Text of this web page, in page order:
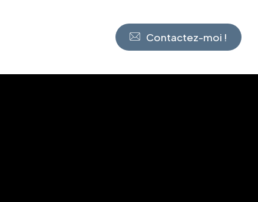
Contactez-moi !